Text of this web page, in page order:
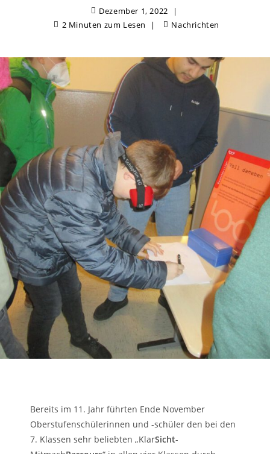
Dezember 1, 2022
2 Minuten zum Lesen
Nachrichten
Bereits im 11. Jahr führten Ende November
Oberstufenschülerinnen und -schüler den bei den
7. Klassen sehr beliebten „KlarSicht-